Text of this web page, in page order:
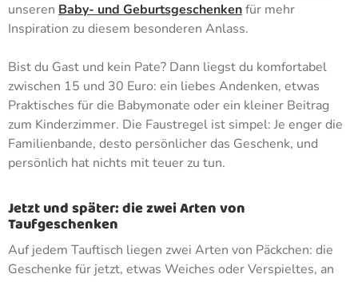
unseren Baby- und Geburtsgeschenkenfür mehr
Inspiration zu diesem besonderen Anlass.
Bist du Gast und kein Pate? Dann liegst du komfortabel
zwischen 15 und 30 Euro: ein liebes Andenken, etwas
Praktisches für die Babymonate oder ein kleiner Beitrag
zum Kinderzimmer. Die Faustregel ist simpel: Je enger die
Familienbande, desto persönlicher das Geschenk, und
persönlich hat nichts mit teuer zu tun.
Jetzt und später: die zwei Arten von
Taufgeschenken
Auf jedem Tauftisch liegen zwei Arten von Päckchen: die
Geschenke für jetzt, etwas Weiches oder Verspieltes, an